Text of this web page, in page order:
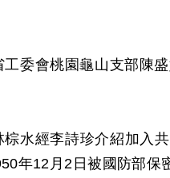
委會桃園龜山支部陳
水經李詩珍介紹加入
年12月2日被國防部